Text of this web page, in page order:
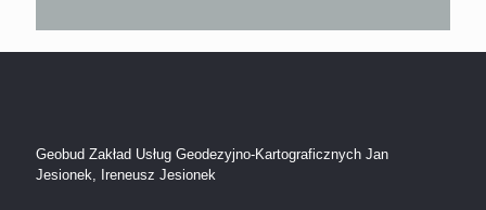
Geobud Zakład Usług Geodezyjno-Kartograficznych Jan
Jesionek, Ireneusz Jesionek